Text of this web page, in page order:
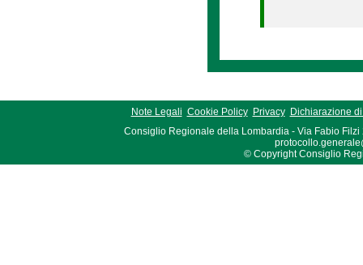
Note Legali Cookie Policy Privacy
Dichiarazione
Consiglio Regionale della Lombardia - Via Fabio Filzi
© Copyright Consiglio